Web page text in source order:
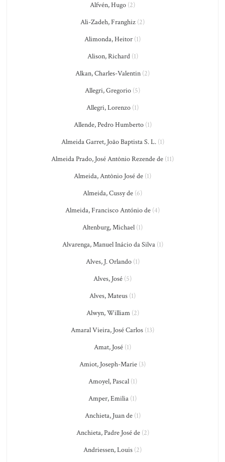
Alfvén, Hugo (2)
Ali-Zadeh, Franghiz (2)
Alimonda, Heitor (1)
Alison, Richard(1)
Alkan, Charles-Valentin (2)
Allegri, Gregorio (5)
Allegri, Lorenzo (1)
Allende, Pedro Humberto(1)
Almeida Garret, João Baptista S. L.(1)
Almeida Prado, José Antônio Rezende de (11)
Almeida, Antônio José de (1)
Almeida, Cussy de (6)
Almeida, Francisco António de (4)
Altenburg, Michael (1)
Alvarenga, Manuel Inácio da Silva(1)
Alves, J. Orlando(1)
Alves, José (5)
Alves, Mateus (1)
Alwyn, William(2)
Amaral Vieira, José Carlos (13)
Amat, José (1)
Amiot, Joseph-Marie (3)
Amoyel, Pascal(1)
Amper, Emilia (1)
Anchieta, Juan de(1)
Anchieta, Padre José de(2)
Andriessen, Louis (2)